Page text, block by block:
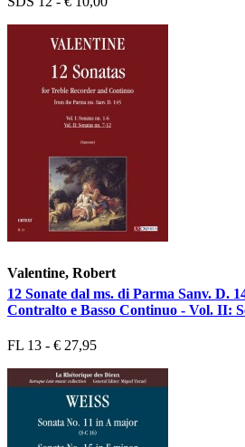
Valentine, Robert
12 Sonate dal ms. di Parma Sanv. D.
Contralto e Basso Continuo - Vol. II:
FL 13 - € 27,95